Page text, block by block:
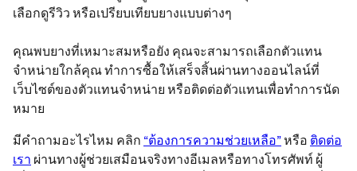
เลือกดูรีวิว หรือเปรียบเทียบยางแบบต่างๆ
คุณพบยางที่เหมาะสมหรือยัง คุณจะสามารถเลือกตัวแทน
จำหน่ายใกล้คุณ ทำการซื้อให้เสร็จสิ้นผ่านทางออนไลน์ที่
เว็บไซต์ของตัวแทนจำหน่าย หรือติดต่อตัวแทนเพื่อทำการนัด
หมาย
มีคำถามอะไรไหม คลิก “ต้องการความช่วยเหลือ”หรือ ติดต่อ
เรา ผ่านทางผู้ช่วยเสมือนจริงทางอีเมลหรือทางโทรศัพท์ ผู้